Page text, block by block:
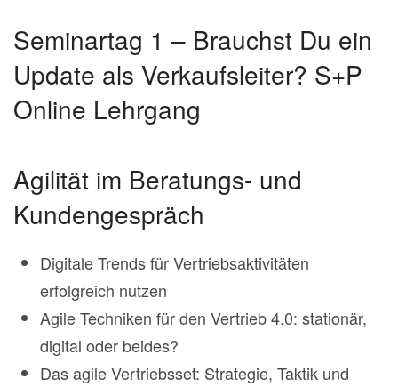
Seminartag 1 – Brauchst Du ein
Update als Verkaufsleiter? S+P
Online Lehrgang
Agilität im Beratungs- und
Kundengespräch
Digitale Trends für Vertriebsaktivitäten
erfolgreich nutzen
Agile Techniken für den Vertrieb 4.0: stationär,
digital oder beides?
Das agile Vertriebsset: Strategie, Taktik und